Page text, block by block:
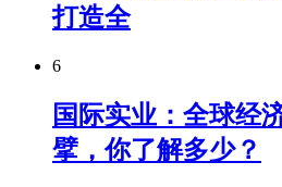
打造全
6
国际实业：全球经
擘，你了解多少？